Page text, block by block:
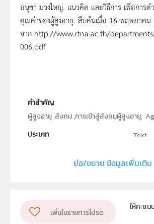
อนุชา ม่วงใหญ่. แนวคิด และวิธีการ เพื่อการด
คุณค่าของผู้สูงอายุ. สืบค้นเมื่อ 16 พฤษภาคม
จาก http://www.rtna.ac.th/
006.pdf
คำสำคัญ
ผู้สูงอายุ ,สังคม ,การเข้าสู่สังคมผู้สูงอายุ,
ประเภท
Text
สถาบันส่งเสริมการสอนวิทยาศาสตร์และเทคโ
วิชา
อื่น ๆ
ย่อ/ขยาย ข้อมูลเพิ่มเติม
เพิ่มในรายการโปรด
ให้คะแน